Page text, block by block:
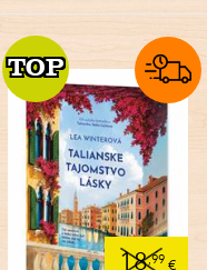
18,99 €
TOP
TOP